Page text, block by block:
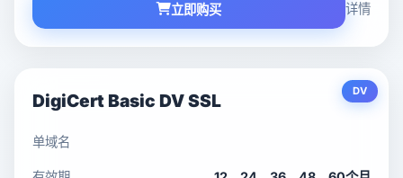
立即购买 详情
DigiCert Basic DV SSL DV
单域名